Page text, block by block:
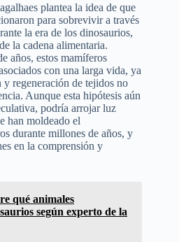
plantea la idea de que
para sobrevivir a través
la era de los dinosaurios,
la cadena alimentaria.
años, estos mamíferos
con una larga vida, ya
y regeneración de tejidos no
Aunque esta hipótesis aún
podría arrojar luz
han moldeado el
durante millones de años, y
en la comprensión y
qué animales
según experto de la